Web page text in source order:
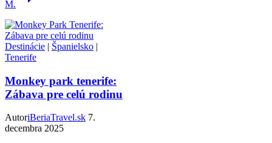
M.
Destinácie | Španielsko |
Tenerife
Monkey park tenerife:
Zábava pre celú rodinu
AutoriBeriaTravel.sk 7.
decembra 2025